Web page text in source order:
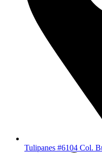
Tulipanes #6104 Col.